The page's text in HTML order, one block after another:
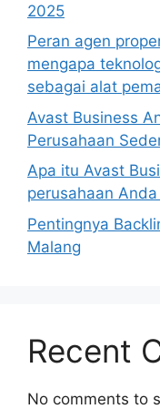
2025
Peran agen
mengapa
sebagai alat
Avast Business
Perusahaan
Apa itu Avast
perusahaan
Pentingnya
Malang
Recent
No comments to